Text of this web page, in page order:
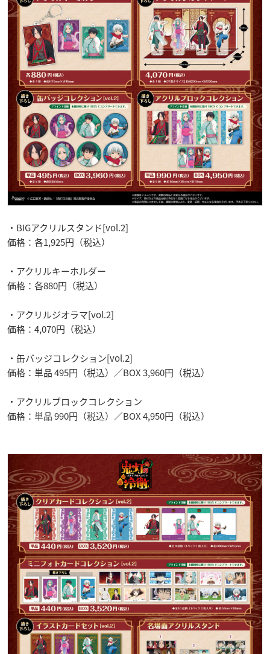
・BIGアクリルスタンド[vol.2]
価格：各1,925円（税込）
・アクリルキーホルダー
価格：各880円（税込）
・アクリルジオラマ[vol.2]
価格：4,070円（税込）
・缶バッジコレクション[vol.2]
価格：単品 495円（税込）／BOX 3,960円（税込）
・アクリルブロックコレクション
価格：単品 990円（税込）／BOX 4,950円（税込）